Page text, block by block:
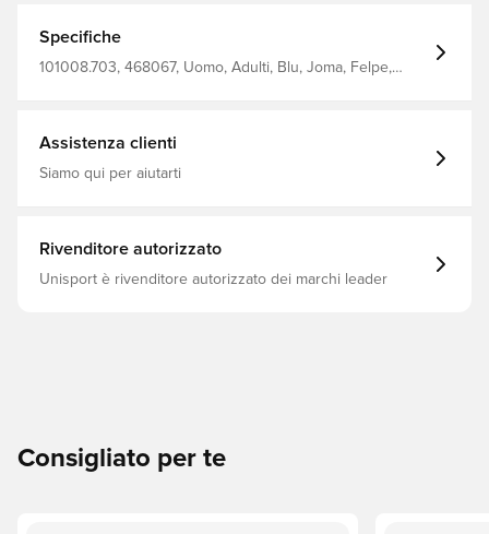
Specifiche
101008.703, 468067, Uomo, Adulti, Blu, Joma, Felpe,
Assistenza clienti
Siamo qui per aiutarti
Rivenditore autorizzato
Unisport è rivenditore autorizzato dei marchi leader
Consigliato per te